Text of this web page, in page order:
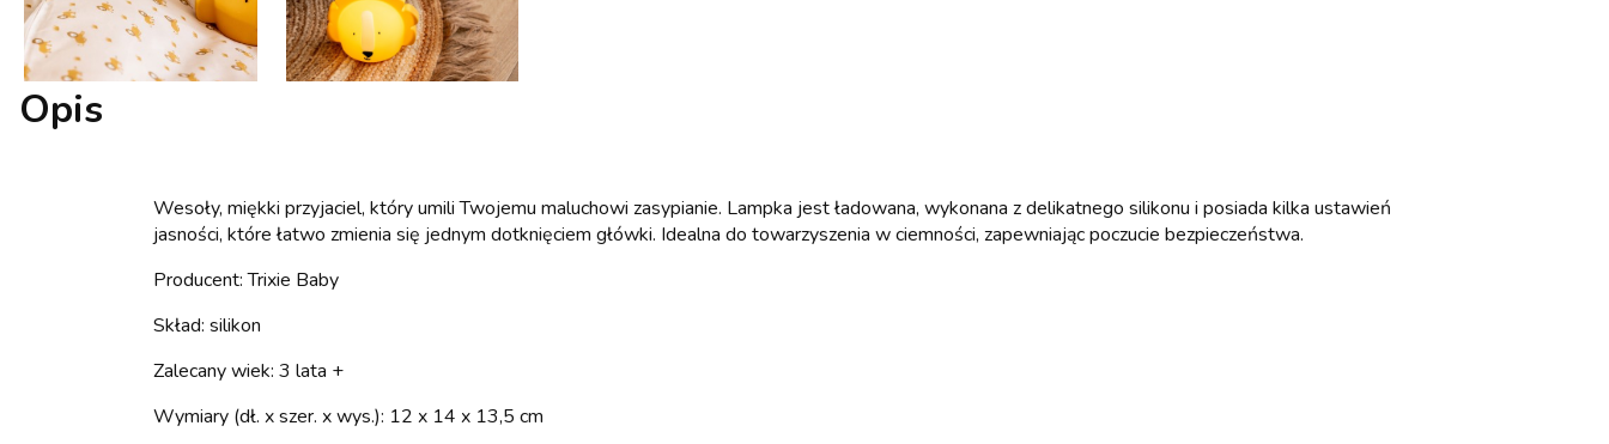
Opis
Wesoły, miękki przyjaciel, który umili Twojemu maluchowi zasypianie. Lampka jest ładowana, wykonana z delikatnego silikonu i posiada kilka ustawień
jasności, które łatwo zmienia się jednym dotknięciem główki. Idealna do towarzyszenia w ciemności, zapewniając poczucie bezpieczeństwa.
Producent: Trixie Baby
Skład: silikon
Zalecany wiek: 3 lata +
Wymiary (dł. x szer. x wys.): 12 x 14 x 13,5 cm